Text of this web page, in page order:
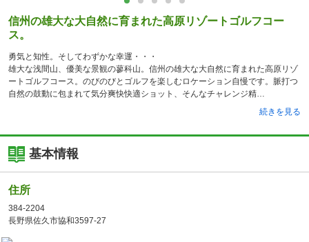
信州の雄大な大自然に育まれた高原リゾートゴルフコー
ス。
勇気と知性。そしてわずかな幸運・・・
雄大な浅間山、優美な景観の蓼科山。信州の雄大な大自然に育まれた高原リゾ
ートゴルフコース。のびのびとゴルフを楽しむロケーション自慢です。脈打つ
自然の鼓動に包まれて気分爽快快適ショット、そんなチャレンジ精
続きを見る
基本情報
住所
384-2204
長野県佐久市協和3597-27